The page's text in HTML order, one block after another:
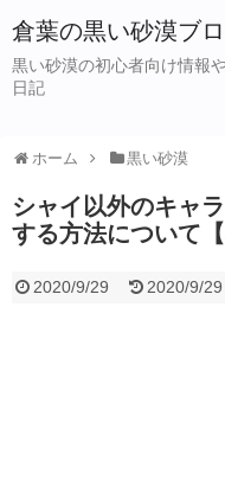
倉葉の黒い砂漠ブ
黒い砂漠の初心者向け情報
日記
ホーム 黒い砂漠
シャイ以外のキャ
する方法について
2020/9/29 2020/9/29